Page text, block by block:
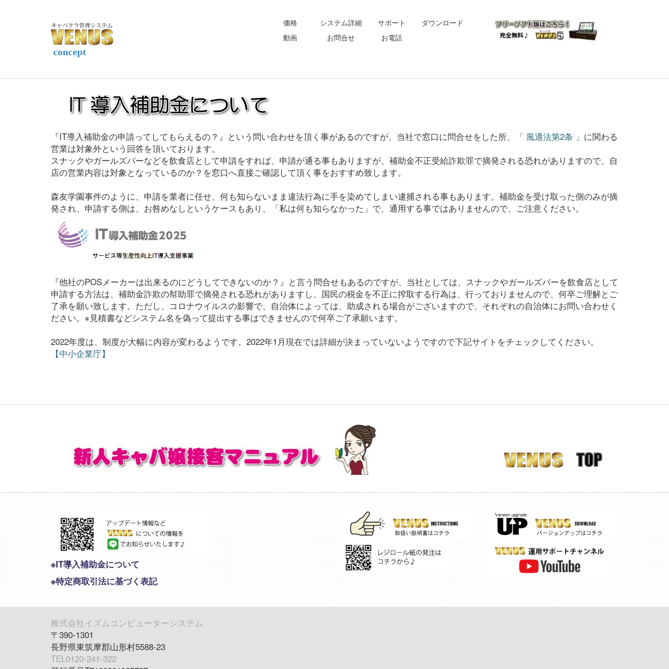
concept
価格 システム詳細 サポート
ダウンロード
動画
お問合せ お電話
『IT導入補助金の申請ってしてもらえるの？』という問い合わせを頂く事があるのですが、当社で窓口に問合せをした所、 「 風適法第2条 」 に関わる
営業は対象外という回答を頂いております。
スナックやガールズバーなどを飲食店として申請をすれば、申請が通る事もありますが、補助金不正受給詐欺罪で摘発される恐れがありますので、自
店の営業内容は対象となっているのか？を窓口へ直接ご確認して頂く事をおすすめ致します。
森友学園事件のように、申請を業者に任せ、何も知らないまま違法行為に手を染めてしまい逮捕される事もあります。補助金を受け取った側のみが摘
発され、申請する側は、お咎めなしというケースもあり、「私は何も知らなかった」で、通用する事ではありませんので、ご注意ください。
『他社のPOSメーカーは出来るのにどうしてできないのか？』と言う問合せもあるのですが、当社としては、スナックやガールズバーを飲食店として
申請する方法は、補助金詐欺の幇助罪で摘発される恐れがありますし、国民の税金を不正に搾取する行為は、行っておりませんので、何卒ご理解とご
了承を願い致します。ただし、コロナウイルスの影響で、自治体によっては、助成される場合がございますので、それぞれの自治体にお問い合わせく
ださい。※見積書などシステム名を偽って提出する事はできませんので何卒ご了承願います。
2022年度は、制度が大幅に内容が変わるようです。2022年1月現在では詳細が決まっていないようですので下記サイトをチェックしてください。
【中小企業庁】
※IT導入補助金について
※特定商取引法に基づく表記
株式会社イズムコンピューターシステム
〒390-1301
長野県東筑摩郡山形村5588-23
TEL0120-241-322